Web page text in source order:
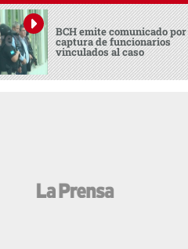
BCH emite comunicado por
captura de funcionarios
vinculados al caso